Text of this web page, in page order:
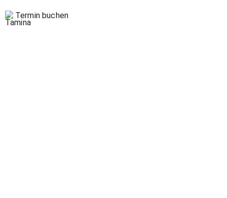
Termin buchen